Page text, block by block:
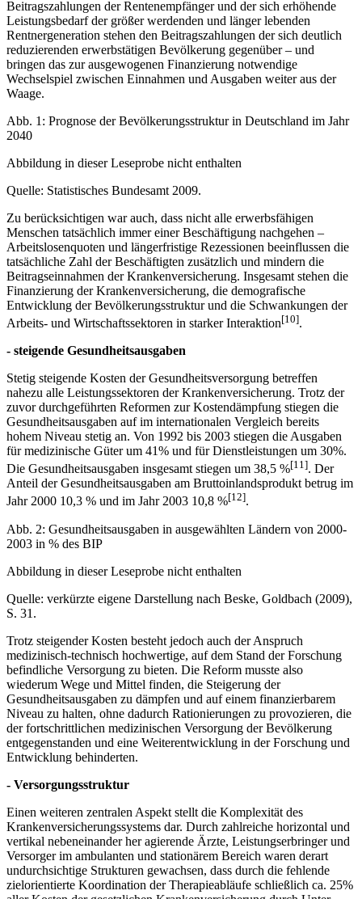
Beitragszahlungen der Rentenempfänger und der sich erhöhende
Leistungsbedarf der größer werdenden und länger lebenden
Rentnergeneration stehen den Beitragszahlungen der sich deutlich
reduzierenden erwerbstätigen Bevölkerung gegenüber – und
bringen das zur ausgewogenen Finanzierung notwendige
Wechselspiel zwischen Einnahmen und Ausgaben weiter aus der
Waage.
Abb. 1: Prognose der Bevölkerungsstruktur in Deutschland im Jahr
2040
Abbildung in dieser Leseprobe nicht enthalten
Quelle: Statistisches Bundesamt 2009.
Zu berücksichtigen war auch, dass nicht alle erwerbsfähigen
Menschen tatsächlich immer einer Beschäftigung nachgehen –
Arbeitslosenquoten und längerfristige Rezessionen beeinflussen die
tatsächliche Zahl der Beschäftigten zusätzlich und mindern die
Beitragseinnahmen der Krankenversicherung. Insgesamt stehen die
Finanzierung der Krankenversicherung, die demografische
Entwicklung der Bevölkerungsstruktur und die Schwankungen der
Arbeits- und Wirtschaftssektoren in starker Interaktion[10].
- steigende Gesundheitsausgaben
Stetig steigende Kosten der Gesundheitsversorgung betreffen
nahezu alle Leistungssektoren der Krankenversicherung. Trotz der
zuvor durchgeführten Reformen zur Kostendämpfung stiegen die
Gesundheitsausgaben auf im internationalen Vergleich bereits
hohem Niveau stetig an. Von 1992 bis 2003 stiegen die Ausgaben
für medizinische Güter um 41% und für Dienstleistungen um 30%.
Die Gesundheitsausgaben insgesamt stiegen um 38,5 %[11]. Der
Anteil der Gesundheitsausgaben am Bruttoinlandsprodukt betrug im
Jahr 2000 10,3 % und im Jahr 2003 10,8 %[12].
Abb. 2: Gesundheitsausgaben in ausgewählten Ländern von 2000-
2003 in % des BIP
Abbildung in dieser Leseprobe nicht enthalten
Quelle: verkürzte eigene Darstellung nach Beske, Goldbach (2009),
S. 31.
Trotz steigender Kosten besteht jedoch auch der Anspruch
medizinisch-technisch hochwertige, auf dem Stand der Forschung
befindliche Versorgung zu bieten. Die Reform musste also
wiederum Wege und Mittel finden, die Steigerung der
Gesundheitsausgaben zu dämpfen und auf einem finanzierbarem
Niveau zu halten, ohne dadurch Rationierungen zu provozieren, die
der fortschrittlichen medizinischen Versorgung der Bevölkerung
entgegenstanden und eine Weiterentwicklung in der Forschung und
Entwicklung behinderten.
- Versorgungsstruktur
Einen weiteren zentralen Aspekt stellt die Komplexität des
Krankenversicherungssystems dar. Durch zahlreiche horizontal und
vertikal nebeneinander her agierende Ärzte, Leistungserbringer und
Versorger im ambulanten und stationärem Bereich waren derart
undurchsichtige Strukturen gewachsen, dass durch die fehlende
zielorientierte Koordination der Therapieabläufe schließlich ca. 25%